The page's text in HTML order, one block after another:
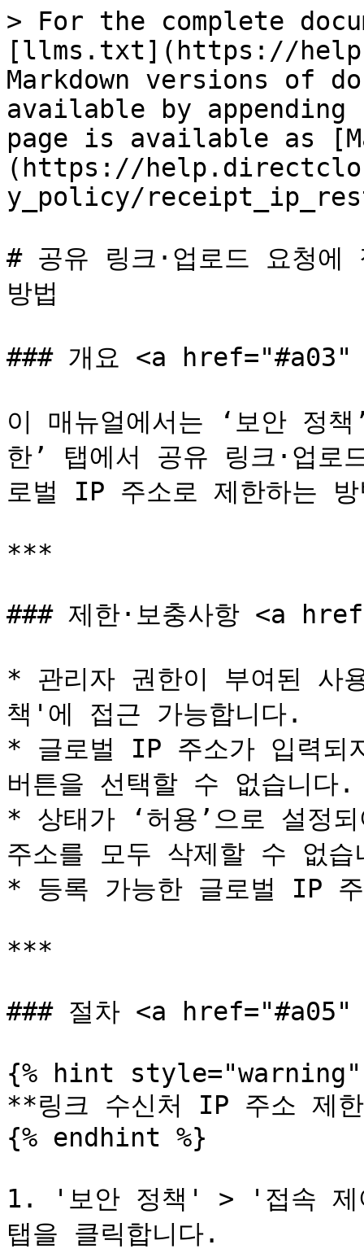
> For the complete
[llms.txt](https://
Markdown versions of
available by
page is available as
(https://
y_policy/
# 공유 링크·업로드 요청
방법
### 개요 <a
이 매뉴얼에서는 ‘보안 정
한’ 탭에서 공유 링크·업
로벌 IP 주소로 제한하는
***
### 제한·보충사항 <a
* 관리자 권한이 부여된 사
책'에 접근 가능합니다.
* 글로벌 IP 주소가 입력되
버튼을 선택할 수 없습니다.
* 상태가 ‘허용’으로 설정
주소를 모두 삭제할 수 없습
* 등록 가능한 글로벌 IP
***
### 절차 <a
{% hint style="warning"
**링크 수신처 IP 주소 제
{% endhint %}
1. '보안 정책' > '접속 제
탭을 클릭합니다.